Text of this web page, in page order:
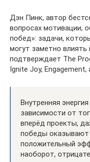
Дэн Пинк, автор
вопросах мотивации,
побед»: задачи,
могут заметно
подтверждает The
Ignite Joy,
Внутренняя
зависимости от
вперёд проекты,
победы оказывают
положительный
наоборот,